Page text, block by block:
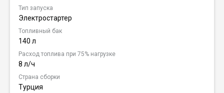
Тип запуска
Электростартер
Топливный бак
140 л
Расход топлива при 75% нагрузке
8 л/ч
Страна сборки
Турция